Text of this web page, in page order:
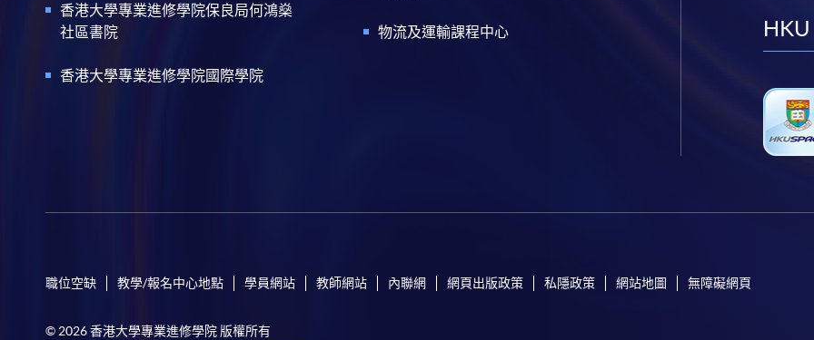
香港大學專業進修學院保良局何鴻燊
社區書院
香港大學專業進修學院國際學院
物流及運輸課程中心 HKU
職位空缺 教學/報名中心地點 學員網站 教師網站 內聯網 網頁出版政策 私隱政策 網站地圖 無障礙網頁
© 2026 香港大學專業進修學院 版權所有